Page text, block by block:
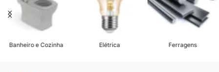
Banheiro e Cozinha Elétrica Ferragens